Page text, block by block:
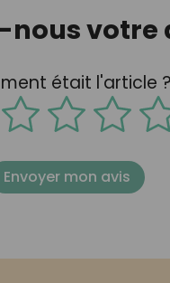
nous votre
était l'article ?
Envoyer mon avis